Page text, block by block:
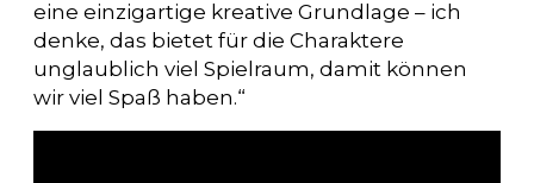
eine einzigartige kreative Grundlage – ich
denke, das bietet für die Charaktere
unglaublich viel Spielraum, damit können
wir viel Spaß haben.“